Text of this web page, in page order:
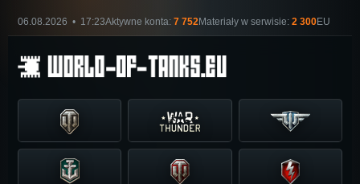
06.08.2026 • 17:23Aktywne konta: 7 752Materiały w serwisie: 2 300EU